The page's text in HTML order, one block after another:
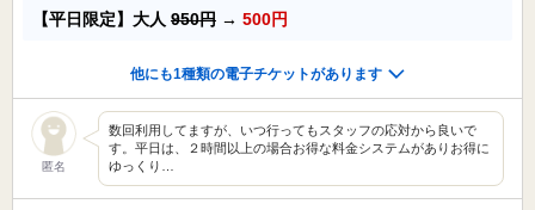
【平日限定】大人 950円 → 500円
他にも1種類の電子チケットがあります
匿名
数回利用してますが、いつ行ってもスタッフの応対から良いで
す。平日は、２時間以上の場合お得な料金システムがありお得に
ゆっくり…